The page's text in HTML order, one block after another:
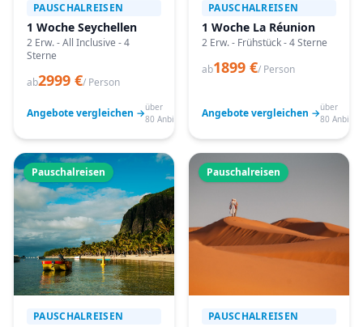
PAUSCHALREISEN
1 Woche Seychellen
2 Erw. - All Inclusive - 4
Sterne
ab2999 €/ Person
Angebote vergleichen →über
80 Anbieter
PAUSCHALREISEN
1 Woche La Réunion
2 Erw. - Frühstück - 4 Sterne
ab1899 €/ Person
Angebote vergleichen →über
80
Pauschalreisen
PAUSCHALREISEN
Pauschalreisen
PAUSCHALREISEN